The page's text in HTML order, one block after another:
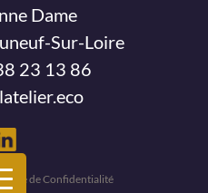
Dame
Sur-Loire
23 13 86
de Confidentialité